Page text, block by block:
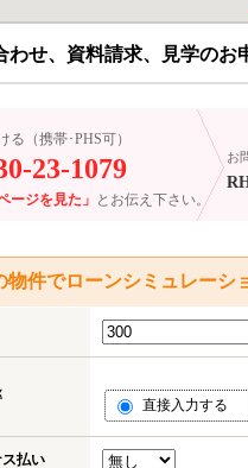
わせ、資料請求、見学のお
る（携帯･PHS可）
23-1079
ージを見た」 とお伝え下さい。
お
物件でローンシミュレーシ
直接入力する
払い